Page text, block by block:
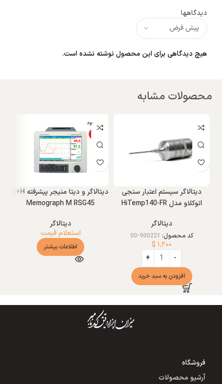
دیدگاهها
هیچ دیدگاهی برای این محصول نوشته نشده است.
محصولات مشابه
دیتالاگر سیستم اعتبار سنجی
اتوکلاو مدل HiTemp140-FR
دیتالاگر
کد محصول: 900221-00
$ ۱,۲۰۰
افزودن به سبد خرید
ناموجود
دیتالاگر و دیتا منیجر پیشرفته E+H
Memograph M RSG45
دیتالاگر
استعلام قیمت
اطلاعات بیشتر
فروشگاه
آرشیو محصولات